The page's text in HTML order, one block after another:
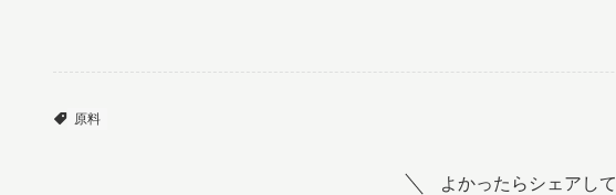
原料
よかったらシェアして